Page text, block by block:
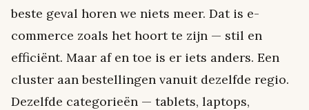
beste geval horen we niets meer. Dat is e-
commerce zoals het hoort te zijn — stil en
efficiënt. Maar af en toe is er iets anders. Een
cluster aan bestellingen vanuit dezelfde regio.
Dezelfde categorieën — tablets, laptops,